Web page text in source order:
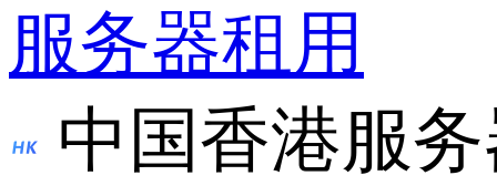
服务器租用
中国香港服